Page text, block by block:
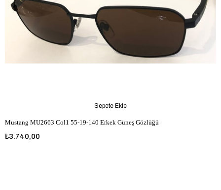
Mustang MU2663 Col1 55-19-140 Erkek Güneş Gözlüğü
₺3.740,00
Sepete Ekle